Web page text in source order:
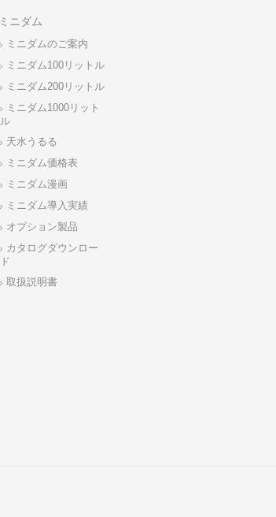
ミニダム
ミニダムのご案内
ミニダム100リットル
ミニダム200リットル
ミニダム1000リット
ル
天水うるる
ミニダム価格表
ミニダム漫画
ミニダム導入実績
オプション製品
カタログダウンロー
ド
取扱説明書